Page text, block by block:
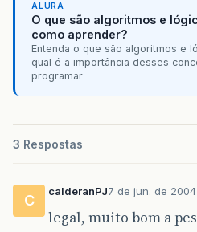
ALURA
O que são algoritmos e
como aprender?
Entenda o que são algoritmos e
qual é a importância desses
programar
3 Respostas
C
calderanPJ7 de jun. de 2004
legal, muito bom a